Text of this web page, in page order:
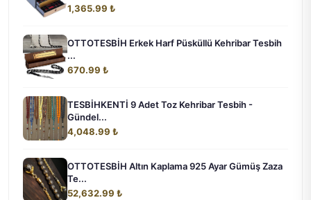
1,365.99 ₺
OTTOTESBİH Erkek Harf Püsküllü Kehribar Tesbih
...
670.99 ₺
TESBİHKENTİ 9 Adet Toz Kehribar Tesbih -
Gündel...
4,048.99 ₺
OTTOTESBİH Altın Kaplama 925 Ayar Gümüş Zaza
Te...
52,632.99 ₺